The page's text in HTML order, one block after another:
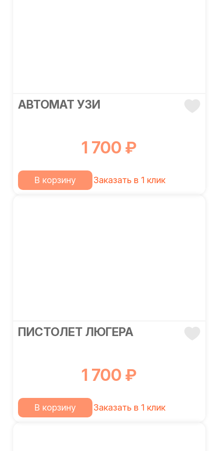
АВТОМАТ УЗИ
1 700 ₽
В корзину Заказать в 1 клик
ПИСТОЛЕТ ЛЮГЕРА
1 700 ₽
В корзину Заказать в 1 клик